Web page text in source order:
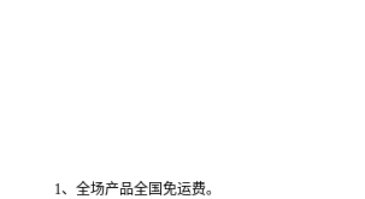
1、全场产品全国免运费。